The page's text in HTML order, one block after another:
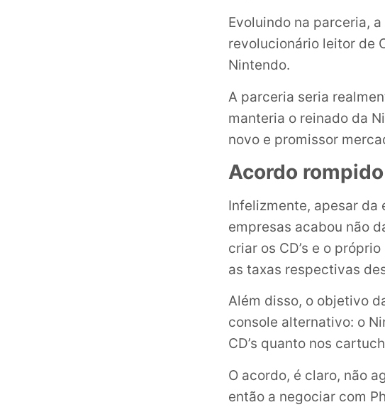
Evoluindo na parceria,
revolucionário leitor de
Nintendo.
A parceria seria
manteria o reinado da
novo e promissor
Acordo rompido
Infelizmente, apesar
empresas acabou não
criar os CD’s e o
as taxas respectivas
Além disso, o objetivo
console alternativo: o
CD’s quanto nos
O acordo, é claro, não
então a negociar com